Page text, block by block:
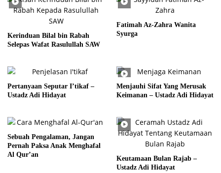
Kerinduan Bilal bin Rabah
Selepas Wafat Rasulullah SAW
Fatimah Az-Zahra Wanita
Syurga
Pertanyaan Seputar I’tikaf –
Ustadz Adi Hidayat
Menjauhi Sifat Yang Merusak
Keimanan – Ustadz Adi Hidayat
Sebuah Pengalaman, Jangan
Pernah Paksa Anak Menghafal
Al Qur’an
Keutamaan Bulan Rajab –
Ustadz Adi Hidayat